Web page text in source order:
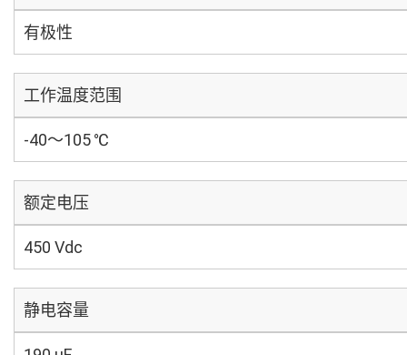
有极性
工作温度范围
-40～105 ℃
额定电压
450 Vdc
静电容量